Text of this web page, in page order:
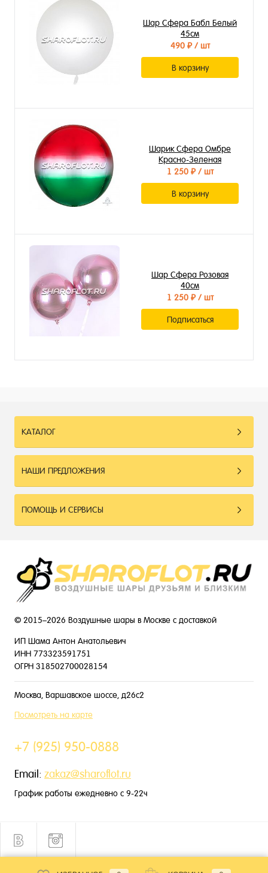
Шар Сфера Бабл Белый
45см
490 ₽/ шт
В корзину
Шарик Сфера Омбре
Красно-Зеленая
1 250 ₽/ шт
В корзину
Шар Сфера Розовая
40см
1 250 ₽/ шт
Подписаться
КАТАЛОГ
НАШИ ПРЕДЛОЖЕНИЯ
ПОМОЩЬ И СЕРВИСЫ
© 2015–2026 Воздушные шары в Москве с доставкой
ИП Шама Антон Анатольевич
ИНН 773323591751
ОГРН 318502700028154
Москва, Варшавское шоссе, д26с2
Посмотреть на карте
+7 (925) 950-0888
Email: zakaz@sharoflot.ru
График работы ежедневно с 9-22ч